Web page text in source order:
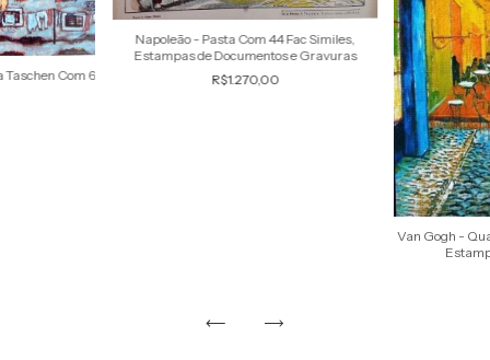
Taschen Com 6
Napoleão - Pasta Com 44 Fac Similes,
Estampas de Documentos e Gravuras
R$1.270,00
Van Gogh -